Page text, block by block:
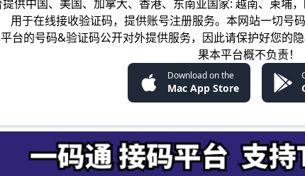
供中国、美国、加拿大、香港、东南亚国家: 越南、柬埔
用于在线接收验证码，提供账号注册服务。本网站一切号
台的号码&验证码公开对外提供服务，因此请保护好您的
果本平台概不负责！
Download on the
Mac App Store